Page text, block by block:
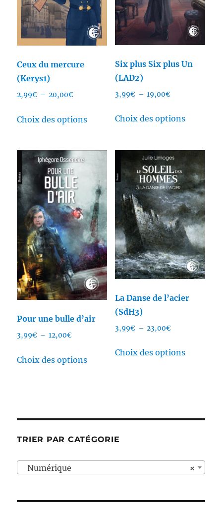
Ceux du mercure
(Kerys1)
2,99€ – 20,00€
prix :
Choix des options
produit
plusieurs
Les
options
peuvent
être
choisies
sur
la
page
du
Six plus Six plus Un
(LAD2)
3,99€ – 19,00€Plage
prix :
Choix des options
produit
plusieurs
Les
options
peuvent
être
choisies
sur
la
page
Pour une bulle d’air
3,99€ – 12,00€
prix :
Choix des options
produit
Les
options
être
choisies
la
La Danse de l’acier
(SdH3)
3,99€ – 23,00€Plage
prix :
Choix des options
produit
choisies
TRIER PAR CATÉGORIE
×
Numérique